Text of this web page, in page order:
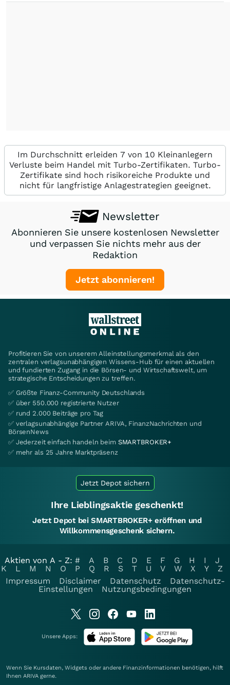
Im Durchschnitt erleiden 7 von 10 Kleinanlegern
Verluste beim Handel mit Turbo-Zertifikaten. Turbo-
Zertifikate sind hoch risikoreiche Produkte und
nicht für langfristige Anlagestrategien geeignet.
Newsletter
Abonnieren Sie unsere kostenlosen Newsletter
und verpassen Sie nichts mehr aus der
Redaktion
Jetzt abonnieren!
Profitieren Sie von unserem Alleinstellungsmerkmal als den
zentralen verlagsunabhängigen Wissens-Hub für einen aktuellen
und fundierten Zugang in die Börsen- und Wirtschaftswelt, um
strategische Entscheidungen zu treffen.
✅ Größte Finanz-Community Deutschlands
✅ über 550.000 registrierte Nutzer
✅ rund 2.000 Beiträge pro Tag
✅ verlagsunabhängige Partner ARIVA, FinanzNachrichten und
BörsenNews
✅ Jederzeit einfach handeln beim SMARTBROKER+
✅ mehr als 25 Jahre Marktpräsenz
Jetzt Depot sichern
Ihre Lieblingsaktie geschenkt!
Jetzt Depot bei SMARTBROKER+ eröffnen und
Willkommensgeschenk sichern.
Aktien von A - Z: # A B C D E F G H I
J
K
L M N O P Q R S T U V W X Y
Z
Impressum
Disclaimer Datenschutz
Datenschutz-
Einstellungen
Nutzungsbedingungen
Unsere Apps:
Wenn Sie Kursdaten, Widgets oder andere Finanzinformationen benötigen, hilft
Ihnen ARIVA gerne.